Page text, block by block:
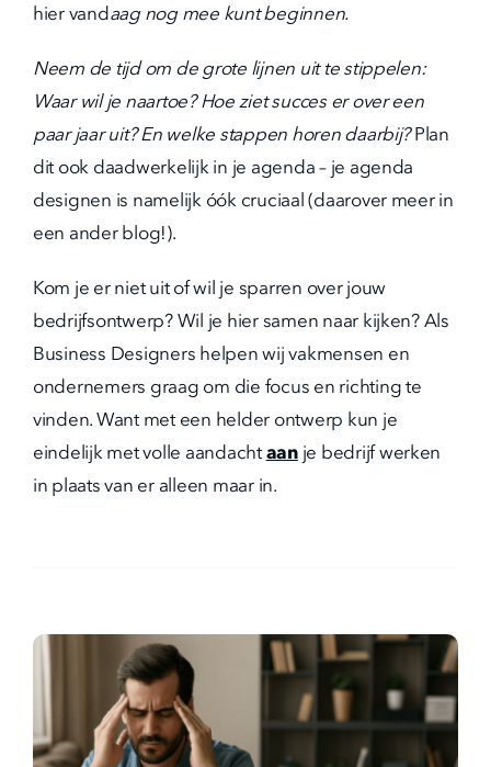
hier vandaag nog mee kunt beginnen.
Neem de tijd om de grote lijnen uit te stippelen:
Waar wil je naartoe? Hoe ziet succes er over een
paar jaar uit? En welke stappen horen daarbij?Plan
dit ook daadwerkelijk in je agenda – je agenda
designen is namelijk óók cruciaal (daarover meer in
een ander blog!).
Kom je er niet uit of wil je sparren over jouw
bedrijfsontwerp? Wil je hier samen naar kijken? Als
Business Designers helpen wij vakmensen en
ondernemers graag om die focus en richting te
vinden. Want met een helder ontwerp kun je
eindelijk met volle aandachtaanje bedrijf werken
in plaats van er alleen maar in.